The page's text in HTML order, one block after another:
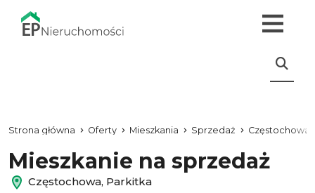
Strona główna Oferty Mieszkania Sprzedaż Częstochowa
Mieszkanie na sprzedaż
Częstochowa, Parkitka